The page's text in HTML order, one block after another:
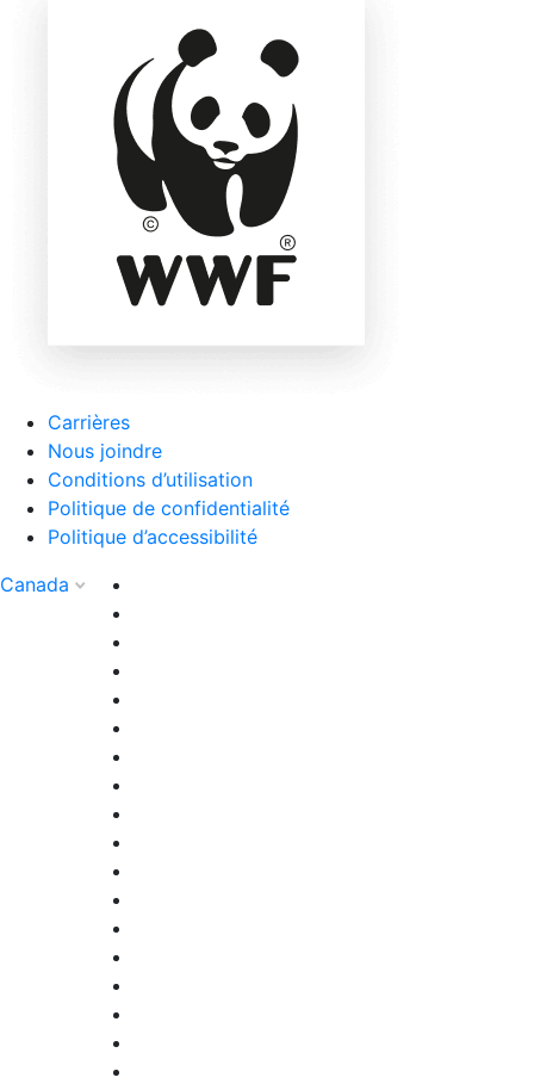
Carrières
Nous joindre
Conditions d’utilisation
Politique de confidentialité
Politique d’accessibilité
Canada